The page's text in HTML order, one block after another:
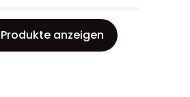
anzeigen